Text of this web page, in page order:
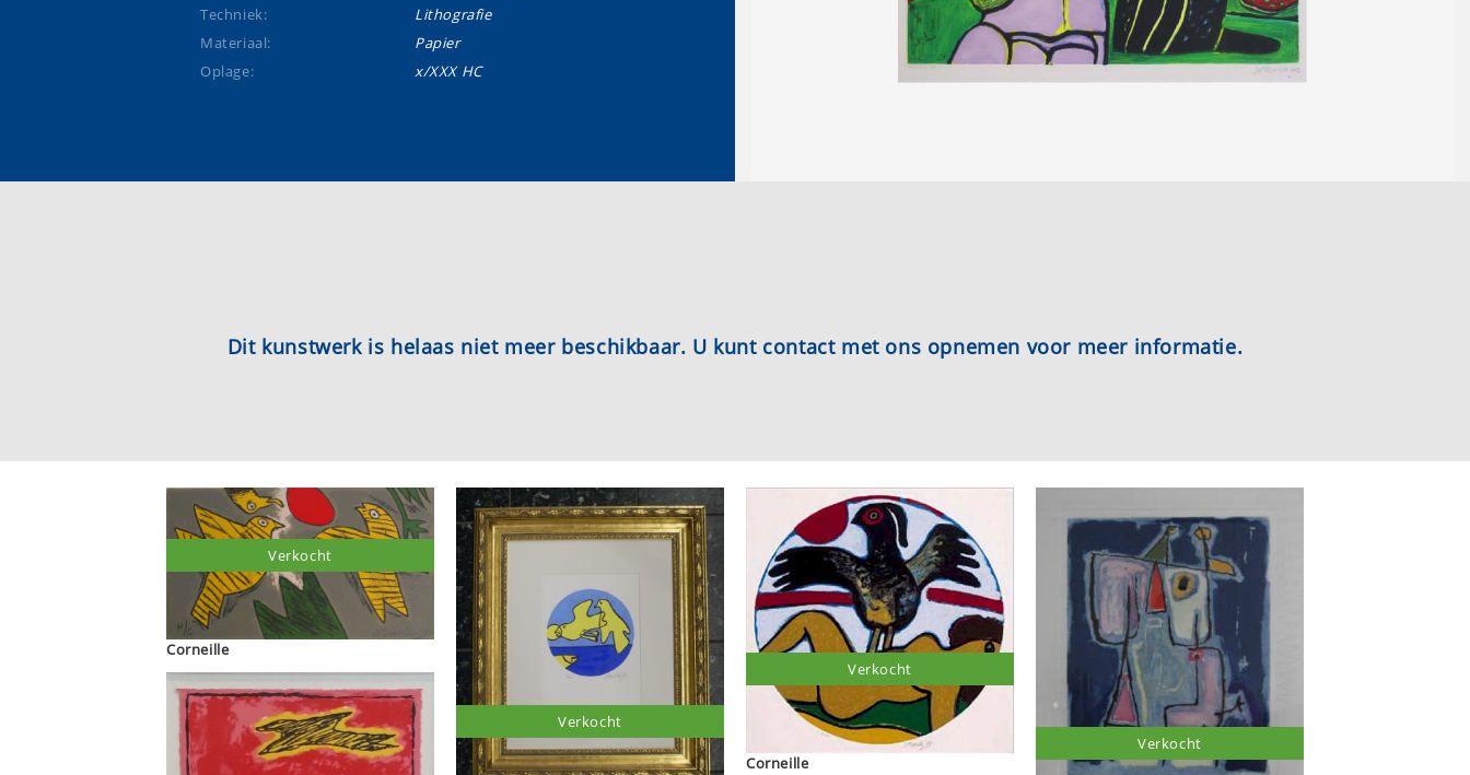
Techniek:
Lithografie
Materiaal:
Papier
Oplage:
x/XXX HC
Dit kunstwerk is helaas niet meer beschikbaar. U kunt contact met ons opnemen voor meer informatie.
Corneille
Verkocht
Verkocht
Corneille
Verkocht
Verkocht